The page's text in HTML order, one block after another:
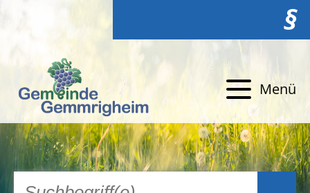
§
Menü